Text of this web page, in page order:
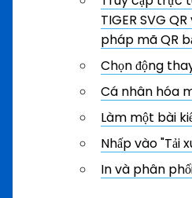
TIGER SVG
pháp mã QR
Chọn động
Cá nhân hóa
Làm một bài
Nhấp vào "Tải
In và phân